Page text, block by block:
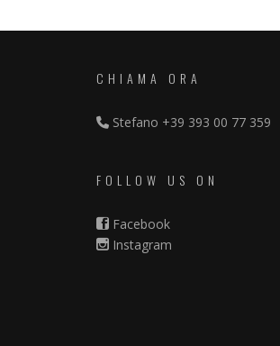
CHIAMA ORA
Stefano +39 393 00 77 359
FOLLOW US ON
Facebook
Instagram